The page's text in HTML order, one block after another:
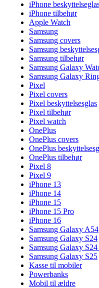
iPhone
iPhone tilbehør
Apple Watch
Samsung
Samsung covers
Samsung
Samsung tilbehør
Samsung Galaxy
Samsung Galaxy
Pixel
Pixel covers
Pixel beskyttelsesglas
Pixel tilbehør
Pixel watch
OnePlus
OnePlus covers
OnePlus
OnePlus tilbehør
Pixel 8
Pixel 9
iPhone 13
iPhone 14
iPhone 15
iPhone 15 Pro
iPhone 16
Samsung Galaxy A54
Samsung Galaxy S24
Samsung Galaxy
Samsung Galaxy S25
Kasse til mobiler
Powerbanks
Mobil til ældre